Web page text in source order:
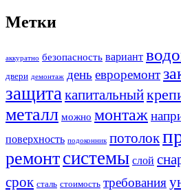
Метки
аккуратно безопасность вариант
двери демонтаж день евроремонт
защитакапитальный
металл можно монтаж
поверхность подоконник потолок
ремонтсистемы слой
срок сталь стоимость требования